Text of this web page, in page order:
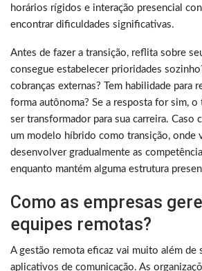
horários rígidos e interação presencial
encontrar dificuldades significativas.
Antes de fazer a transição, reflita sobre
consegue estabelecer prioridades
cobranças externas? Tem habilidade para
forma autônoma? Se a resposta for sim,
ser transformador para sua carreira. Caso
um modelo híbrido como transição, onde
desenvolver gradualmente as
enquanto mantém alguma estrutura
Como as empresas
equipes remotas?
A gestão remota eficaz vai muito além de
aplicativos de comunicação. As